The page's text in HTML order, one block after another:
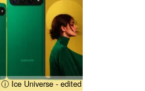
ⓘ Ice Universe - edited